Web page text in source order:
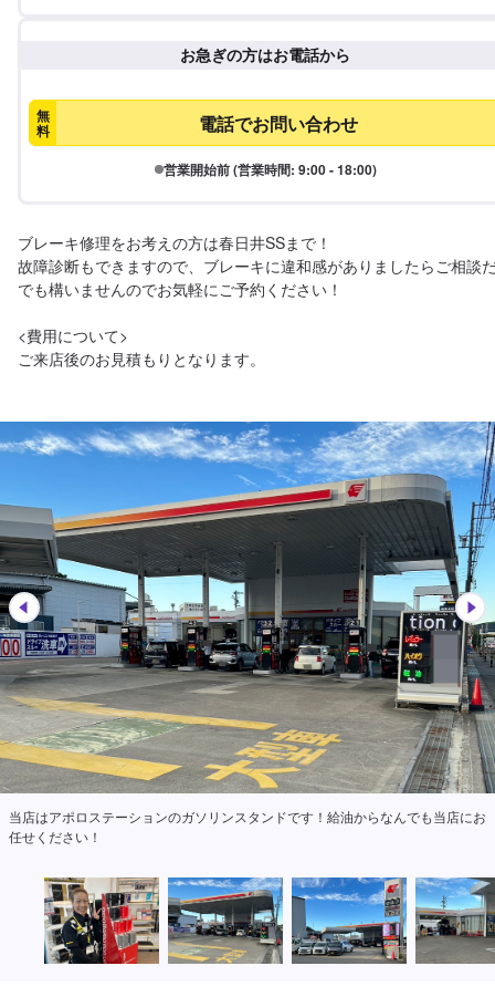
お急ぎの方はお電話から
無
料 電話でお問い合わせ
営業開始前 (営業時間: 9:00 - 18:00)
ブレーキ修理をお考えの方は春日井SSまで！
故障診断もできますので、ブレーキに違和感がありましたらご相談
でも構いませんのでお気軽にご予約ください！
<費用について>
ご来店後のお見積もりとなります。
出光マークが目印です！